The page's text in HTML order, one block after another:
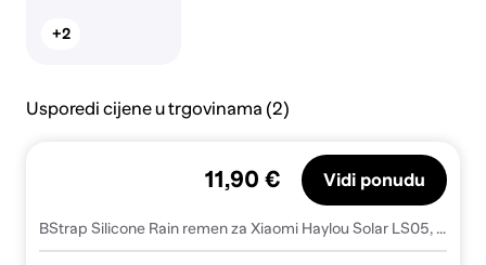
+2
Usporedi cijene u trgovinama (2)
BStrap Silicone Rain remen za Xiaomi Haylou Solar LS05, teal
11,90 € Vidi ponudu